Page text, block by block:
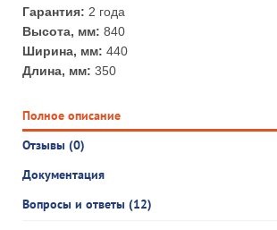
Гарантия: 2 года
Высота, мм: 840
Ширина, мм: 440
Длина, мм: 350
Полное описание
Отзывы (0)
Документация
Вопросы и ответы (12)